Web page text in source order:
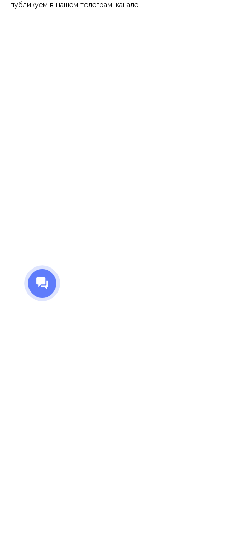
публикуем в нашем телеграм-канале